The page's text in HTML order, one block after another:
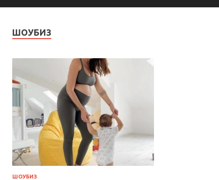
ШОУБИЗ
ШОУБИЗ